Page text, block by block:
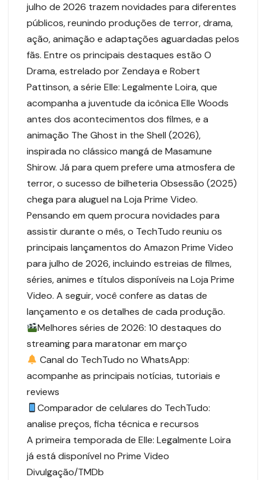
julho de 2026 trazem novidades para diferentes
públicos, reunindo produções de terror, drama,
ação, animação e adaptações aguardadas pelos
fãs. Entre os principais destaques estão O
Drama, estrelado por Zendaya e Robert
Pattinson, a série Elle: Legalmente Loira, que
acompanha a juventude da icônica Elle Woods
antes dos acontecimentos dos filmes, e a
animação The Ghost in the Shell (2026),
inspirada no clássico mangá de Masamune
Shirow. Já para quem prefere uma atmosfera de
terror, o sucesso de bilheteria Obsessão (2025)
chega para aluguel na Loja Prime Video.
Pensando em quem procura novidades para
assistir durante o mês, o TechTudo reuniu os
principais lançamentos do Amazon Prime Video
para julho de 2026, incluindo estreias de filmes,
séries, animes e títulos disponíveis na Loja Prime
Video. A seguir, você confere as datas de
lançamento e os detalhes de cada produção.
Melhores séries de 2026: 10 destaques do
streaming para maratonar em março
Canal do TechTudo no WhatsApp:
acompanhe as principais notícias, tutoriais e
reviews
Comparador de celulares do TechTudo:
analise preços, ficha técnica e recursos
A primeira temporada de Elle: Legalmente Loira
já está disponível no Prime Video
Divulgação/TMDb